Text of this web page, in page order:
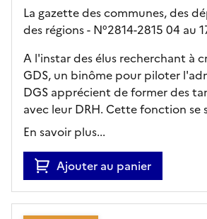
La gazette des communes, des
des régions - N°2814-2815 04 au
A l'instar des élus recherchant à
GDS, un binôme pour piloter
DGS apprécient de former des
avec leur DRH. Cette fonction se
En savoir plus...
Ajouter au panier